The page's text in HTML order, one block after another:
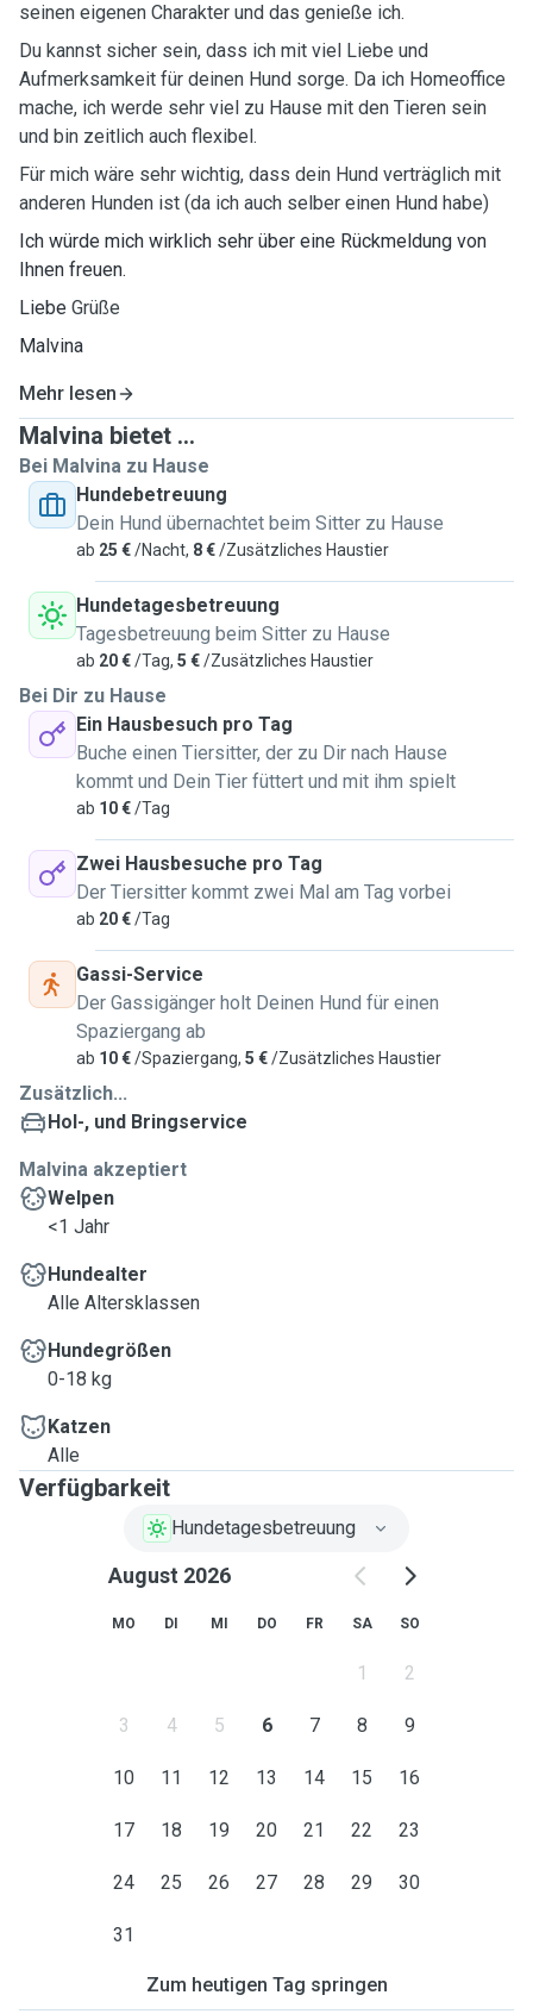
seinen eigenen Charakter und das genieße ich.
Du kannst sicher sein, dass ich mit viel Liebe und
Aufmerksamkeit für deinen Hund sorge. Da ich Homeoffice
mache, ich werde sehr viel zu Hause mit den Tieren sein
und bin zeitlich auch flexibel.
Für mich wäre sehr wichtig, dass dein Hund verträglich mit
anderen Hunden ist (da ich auch selber einen Hund habe)
Ich würde mich wirklich sehr über eine Rückmeldung von
Ihnen freuen.
Liebe Grüße
Malvina
Mehr lesen
Malvina bietet ...
Bei Malvina zu Hause
Hundebetreuung
Dein Hund übernachtet beim Sitter zu Hause
ab 25 €/Nacht, 8 €/Zusätzliches Haustier
Hundetagesbetreuung
Tagesbetreuung beim Sitter zu Hause
ab 20 €/Tag, 5 €/Zusätzliches Haustier
Bei Dir zu Hause
Ein Hausbesuch pro Tag
Buche einen Tiersitter, der zu Dir nach Hause
kommt und Dein Tier füttert und mit ihm spielt
ab 10 €/Tag
Zwei Hausbesuche pro Tag
Der Tiersitter kommt zwei Mal am Tag vorbei
ab 20 €/Tag
Gassi-Service
Der Gassigänger holt Deinen Hund für einen
Spaziergang ab
ab 10 €/Spaziergang, 5 €/Zusätzliches Haustier
Zusätzlich...
Hol-, und Bringservice
Malvina akzeptiert
Welpen
<1 Jahr
Hundealter
Alle Altersklassen
Hundegrößen
0-18 kg
Katzen
Alle
Verfügbarkeit
Hundetagesbetreuung
August 2026
MO DI MI DO FR SA SO
1 2
3 4 5 6 7 8 9
10 11 12 13 14 15 16
17 18 19 20 21 22 23
24 25 26 27 28 29 30
31
Zum heutigen Tag springen